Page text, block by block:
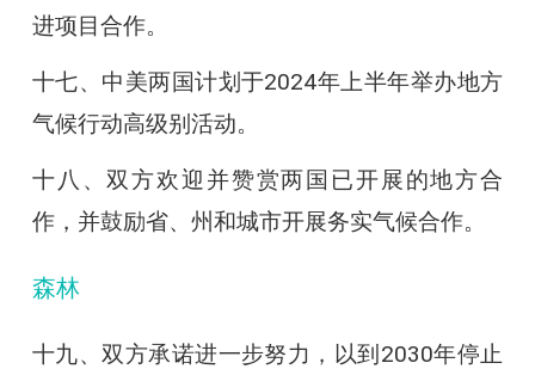
进项目合作。
十七、中美两国计划于2024年上半年举办地方
气候行动高级别活动。
十八、双方欢迎并赞赏两国已开展的地方合
作，并鼓励省、州和城市开展务实气候合作。
森林
十九、双方承诺进一步努力，以到2030年停止